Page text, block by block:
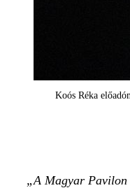
Koós Réka
A Magyar